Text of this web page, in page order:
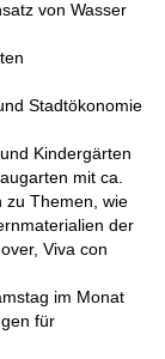
von Wasser
Stadtökonomie
Kindergärten
mit ca.
zu Themen, wie
der
Viva con
im Monat
für